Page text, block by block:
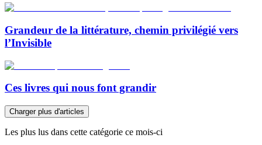
Grandeur de la littérature, chemin privilégié vers
l’Invisible
Ces livres qui nous font grandir
Charger plus d'articles
Les plus lus dans cette catégorie ce mois-ci